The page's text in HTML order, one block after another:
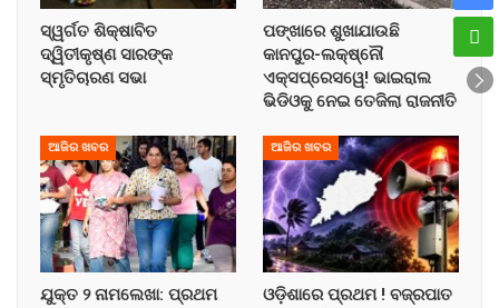
ସ୍ୱର୍ଗତ ଶିକ୍ଷାବିତ
ଦ୍ୱିତୀକୃଷ୍ଣ ସାରଙ୍କ
ସ୍ମୃତିଚାରଣ ସଭା
ପଙ୍ଖାରେ ଶୁଖାଯାଉଛି
କାନପୁର-ଲକ୍ଷ୍ନୌ
ଏକ୍ସପ୍ରେସୱେ! ଭାଇରାଲ
ଭିଡିଓକୁ ନେଇ ତେଜିଲା ରାଜନୀତି
ଆଜିର ଖବର
ଯୁକ୍ତ ୨ ନାମଲେଖା: ପ୍ରଥମ
ଆଜିର ଖବର
ଓଡ଼ିଶାରେ ପ୍ରଥମ ! ବଜ୍ରପାତ